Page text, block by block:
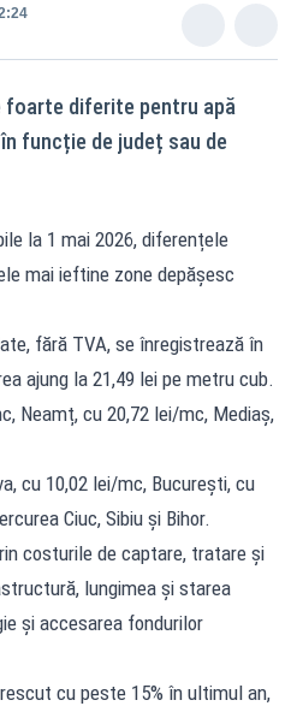
diferite pentru apă
funcție de județ sau de
la 1 mai 2026, diferențele
mai ieftine zone depășesc
fără TVA, se înregistrează în
ajung la 21,49 lei pe metru cub.
Neamț, cu 20,72 lei/mc, Mediaș,
cu 10,02 lei/mc, București, cu
Ciuc, Sibiu și Bihor.
costurile de captare, tratare și
lungimea și starea
și accesarea fondurilor
cu peste 15% în ultimul an,